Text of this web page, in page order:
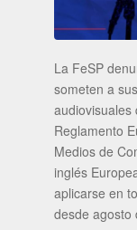
La FeSP
someten a
audiovisuales
Reglamento
Medios de
inglés
aplicarse en
desde